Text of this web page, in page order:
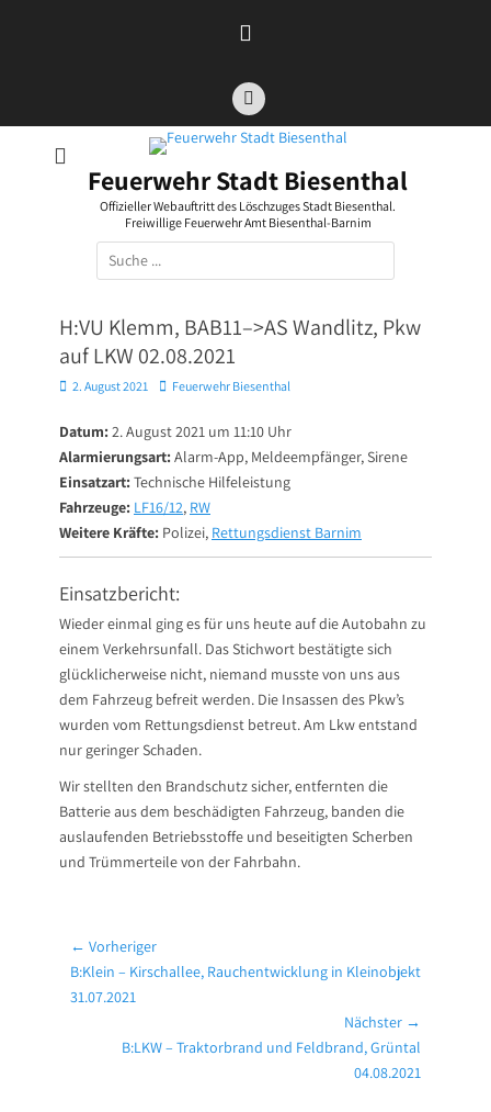
Facebook
Feuerwehr Stadt Biesenthal
Offizieller Webauftritt des Löschzuges Stadt Biesenthal.
Freiwillige Feuerwehr Amt Biesenthal-Barnim
Suchen
nach:
H:VU Klemm, BAB11–>AS Wandlitz, Pkw
auf LKW 02.08.2021
Posted
2. August 2021 AutorFeuerwehr Biesenthal
Datum: 2. August 2021 um 11:10 Uhr
Alarmierungsart: Alarm-App, Meldeempfänger, Sirene
Einsatzart: Technische Hilfeleistung
Fahrzeuge: LF16/12, RW
Weitere Kräfte: Polizei, Rettungsdienst Barnim
Einsatzbericht:
Wieder einmal ging es für uns heute auf die Autobahn zu
einem Verkehrsunfall. Das Stichwort bestätigte sich
glücklicherweise nicht, niemand musste von uns aus
dem Fahrzeug befreit werden. Die Insassen des Pkw’s
wurden vom Rettungsdienst betreut. Am Lkw entstand
nur geringer Schaden.
Wir stellten den Brandschutz sicher, entfernten die
Batterie aus dem beschädigten Fahrzeug, banden die
auslaufenden Betriebsstoffe und beseitigten Scherben
und Trümmerteile von der Fahrbahn.
Beitragsnavigation
← Vorheriger
Vorheriger
Beitrag:
B:Klein – Kirschallee, Rauchentwicklung in Kleinobjekt
31.07.2021
Nächster →
NächsterB:LKW – Traktorbrand und Feldbrand, Grüntal
04.08.2021